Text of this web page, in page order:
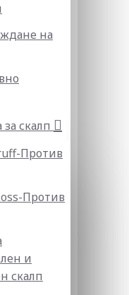
на
скалп
Против
Против
и
скалп